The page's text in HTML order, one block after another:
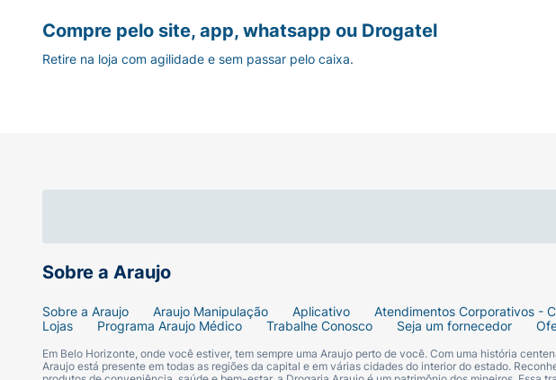
Sobre a Araujo
Sobre a Araujo Araujo Manipulação Aplicativo Atendimentos Corporativos -
Lojas
Programa Araujo Médico Trabalhe Conosco Seja um fornecedor
Em Belo Horizonte, onde você estiver, tem sempre uma Araujo perto de você. Com uma história
Araujo está presente em todas as regiões da capital e em várias cidades do interior do estado.
Compre pelo site, app, whatsapp ou Drogatel
Retire na loja com agilidade e sem passar pelo caixa.